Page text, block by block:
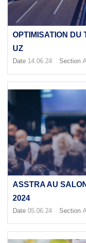
OPTIMISATION DU
UZ
Date 14.06.24 Section
ASSTRA AU
2024
Date 05.06.24 Section